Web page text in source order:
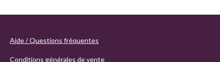
Aide / Questions fréquentes
Conditions générales de vente